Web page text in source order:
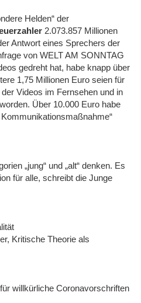
Helden“ der
2.073.857 Millionen
Antwort eines Sprechers der
von WELT AM SONNTAG
gedreht hat, habe knapp über
1,75 Millionen Euro seien für
Videos im Fernsehen und in
Über 10.000 Euro habe
„jung“ und „alt“ denken. Es
für alle, schreibt die Junge
Kritische Theorie als
willkürliche Coronavorschriften